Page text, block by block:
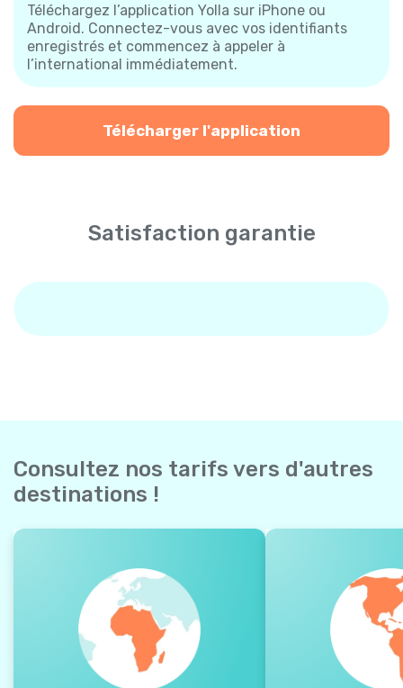
Téléchargez l’application Yolla sur iPhone ou
Android. Connectez-vous avec vos identifiants
enregistrés et commencez à appeler à
l’international immédiatement.
Télécharger l'application
Satisfaction garantie
Consultez nos tarifs vers d'autres
destinations !